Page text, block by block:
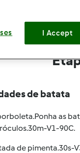
de batata
as
V1-90C.
de pimenta.30s-
I Accept